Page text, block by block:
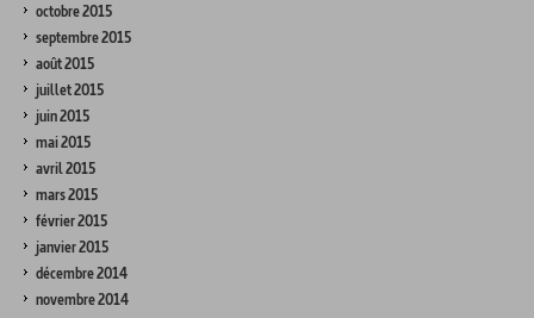
octobre 2015
septembre 2015
août 2015
juillet 2015
juin 2015
mai 2015
avril 2015
mars 2015
février 2015
janvier 2015
décembre 2014
novembre 2014